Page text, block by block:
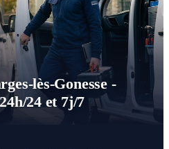
lès-Gonesse -
24 et 7j/7